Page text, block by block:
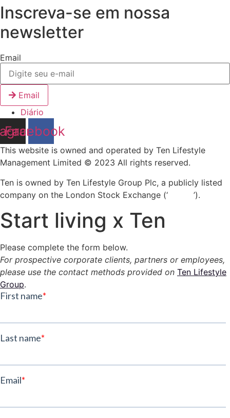
Inscreva-se em nossa
newsletter
Email
Email
Diário
Facebook
This website is owned and operated by Ten Lifestyle
Management Limited © 2023 All rights reserved.
Ten is owned by Ten Lifestyle Group Plc, a publicly listed
company on the London Stock Exchange (‘
’).
Start living x Ten
Please complete the form below.
For prospective corporate clients, partners or employees,
please use the contact methods provided on Ten Lifestyle
Group.